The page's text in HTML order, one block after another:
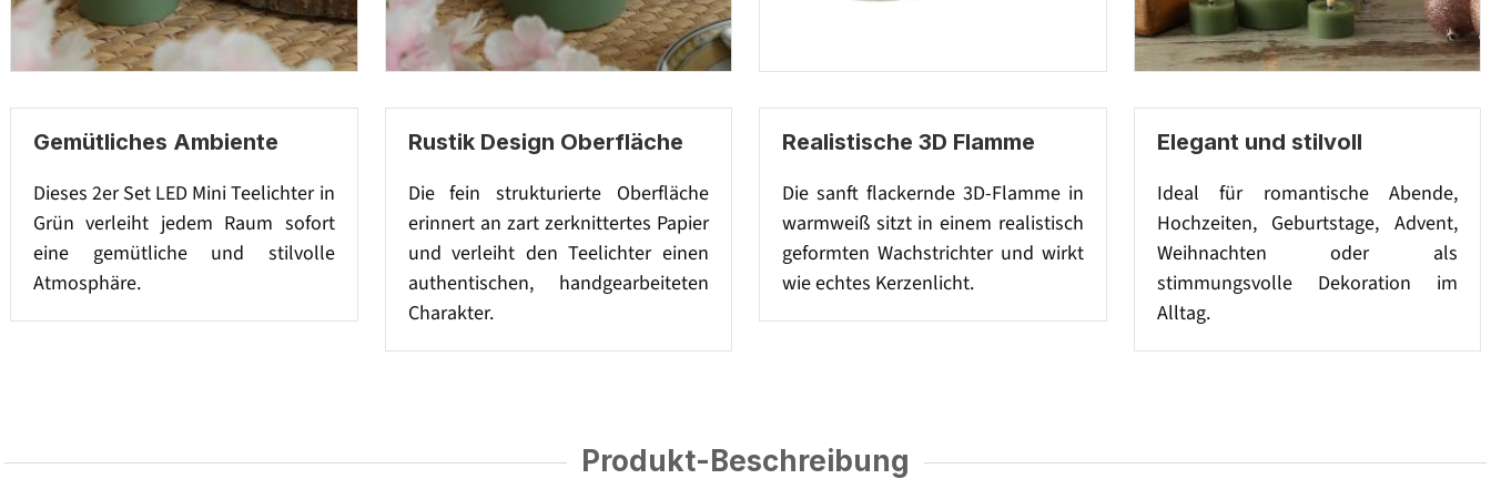
Gemütliches Ambiente
Dieses 2er Set LED Mini Teelichter in
Grün verleiht jedem Raum sofort
eine gemütliche und stilvolle
Atmosphäre.
Rustik Design Oberfläche
Die fein strukturierte Oberfläche
erinnert an zart zerknittertes Papier
und verleiht den Teelichter einen
authentischen, handgearbeiteten
Charakter.
Realistische 3D Flamme
Die sanft flackernde 3D-Flamme in
warmweiß sitzt in einem realistisch
geformten Wachstrichter und wirkt
wie echtes Kerzenlicht.
Elegant und stilvoll
Ideal für romantische Abende,
Hochzeiten, Geburtstage, Advent,
Weihnachten oder als
stimmungsvolle Dekoration im
Alltag.
Produkt-Beschreibung